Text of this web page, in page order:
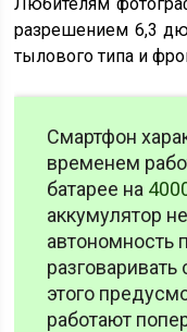
разрешением 6,3
тылового типа и
Смартфон
временем
батарее на
аккумулятор
автономность
этого
работают